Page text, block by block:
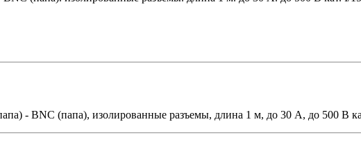
- BNC (папа), изолированные разъемы, длина 1 м, до 30 А, до 500 В